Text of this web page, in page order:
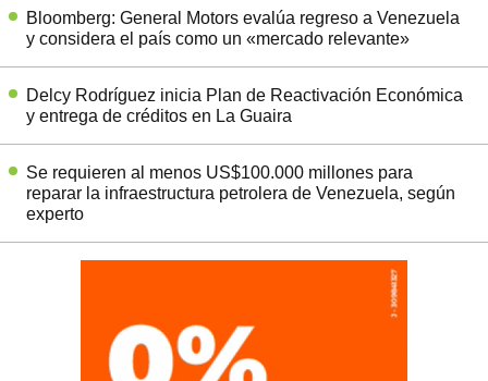
Bloomberg: General Motors evalúa regreso a Venezuela
y considera el país como un «mercado relevante»
Delcy Rodríguez inicia Plan de Reactivación Económica
y entrega de créditos en La Guaira
Se requieren al menos US$100.000 millones para
reparar la infraestructura petrolera de Venezuela, según
experto